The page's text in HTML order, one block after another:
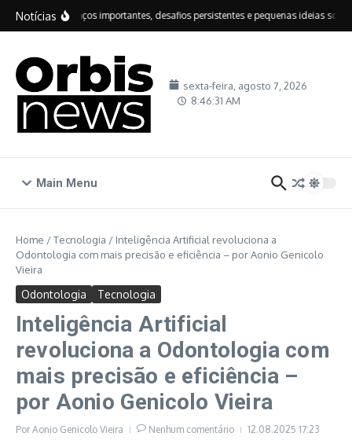
Ir para o conteúdo
Notícias
IDEB: avanços importantes, desafios persistentes e pequenas ideias sobre
sexta-feira, agosto 7, 2026
8:46:32 AM
Main Menu
Home /Tecnologia / Inteligência Artificial revoluciona a
Odontologia com mais precisão e eficiência – por Aonio Genicolo
Vieira
Odontologia Tecnologia
Inteligência Artificial
revoluciona a Odontologia com
mais precisão e eficiência –
por Aonio Genicolo Vieira
PorAonio Genicolo Vieira Nenhum comentário 12.08.2025 17:23